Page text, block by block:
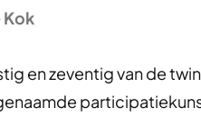
Kok
en zeventig van de